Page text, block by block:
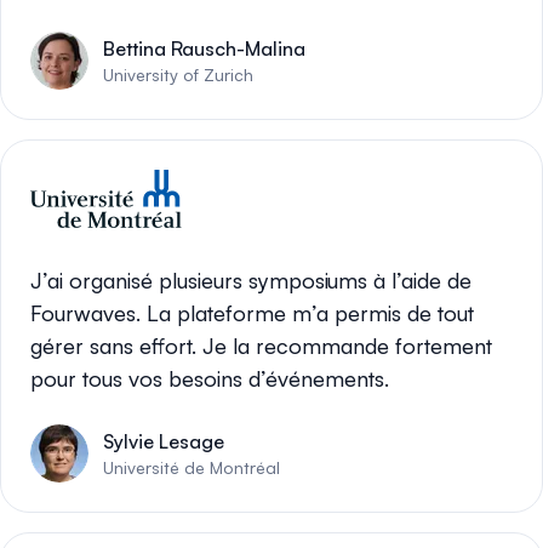
Bettina Rausch-Malina
University of Zurich
J’ai organisé plusieurs symposiums à l’aide de
Fourwaves. La plateforme m’a permis de tout
gérer sans effort. Je la recommande fortement
pour tous vos besoins d’événements.
Sylvie Lesage
Université de Montréal